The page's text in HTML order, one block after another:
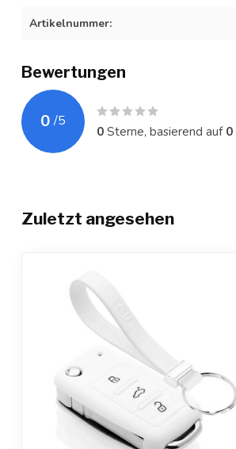
Artikelnummer:
Bewertungen
0 /5
0Sterne, basierend auf0
Zuletzt angesehen